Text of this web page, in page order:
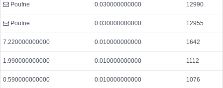
Poufne 0.030000000000 12990
Poufne 0.030000000000 12955
7.220000000000 0.010000000000 1642
1.990000000000 0.010000000000 1112
0.590000000000 0.010000000000 1076